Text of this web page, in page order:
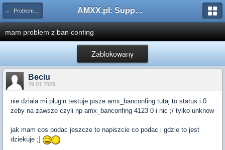
← Problemy z pluginami AMXX.pl: Support AMX Mod X i SourceMod
mam problem z ban confing
Zablokowany
Beciu
29.01.2009
nie dziala mi plugin testuje pisze amx_banconfing tutaj to status i 0
zeby na zawsze czyli np amx_banconfing 4123 0 i nic ;/ tylko unknow
jak mam cos podac jeszcze to napiszcie co podac i gdzie to jest
dziekuje ;]